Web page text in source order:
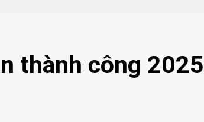
thành công